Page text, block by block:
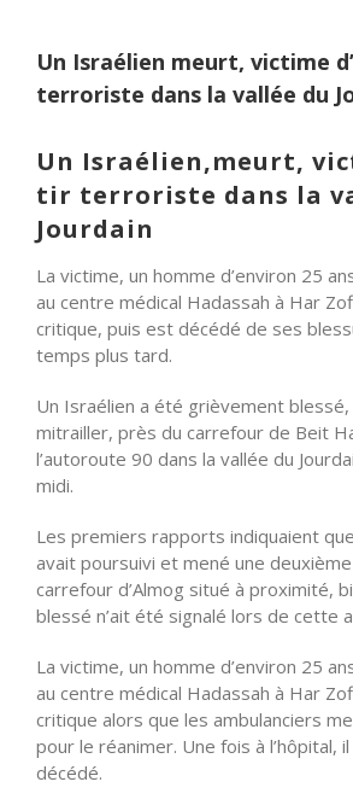
Un Israélien meurt, victime
terroriste dans la vallée du
Un Israélien,meurt,
tir terroriste dans la
Jourdain
La victime, un homme d’environ 25
au centre médical Hadassah à Har
critique, puis est décédé de ses
temps plus tard.
Un Israélien a été grièvement
mitrailler, près du carrefour de Beit
l’autoroute 90 dans la vallée du
midi.
Les premiers rapports indiquaient
avait poursuivi et mené une
carrefour d’Almog situé à proximité,
blessé n’ait été signalé lors de cette
La victime, un homme d’environ 25
au centre médical Hadassah à Har
critique alors que les ambulanciers
pour le réanimer. Une fois à l’hôpital,
décédé.